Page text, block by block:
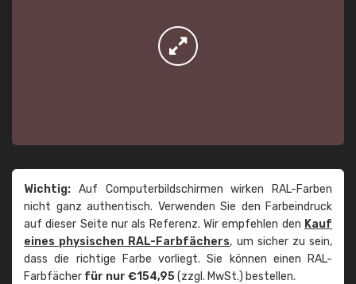
Wichtig: Auf Computerbildschirmen wirken RAL-Farben
nicht ganz authentisch. Verwenden Sie den Farbeindruck
auf dieser Seite nur als Referenz. Wir empfehlen den Kauf
eines physischen RAL-Farbfächers, um sicher zu sein,
dass die richtige Farbe vorliegt. Sie können einen RAL-
Farbfächer für nur €154,95(zzgl. MwSt.) bestellen.